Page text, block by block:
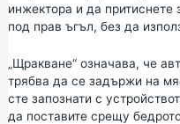
инжектора и да притиснете
под прав ъгъл, без да
„Щракване“ означава, че
трябва да се задържи на
сте запознати с
да поставите срещу